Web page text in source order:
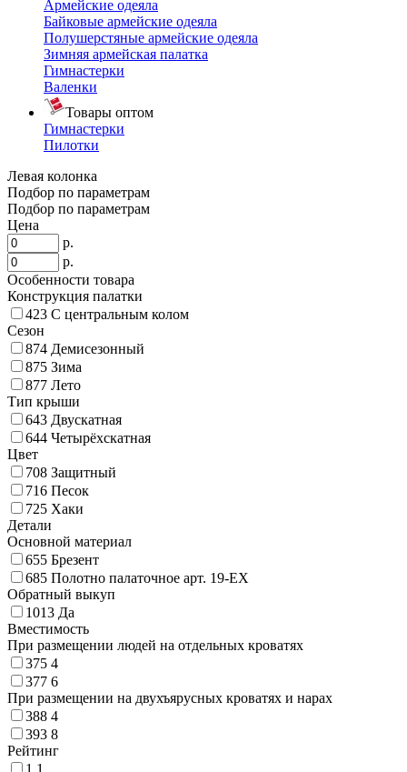
Армейские одеяла
Байковые армейские одеяла
Полушерстяные армейские одеяла
Зимняя армейская палатка
Гимнастерки
Валенки
Товары оптом
Гимнастерки
Пилотки
Левая колонка
Подбор по параметрам
Подбор по параметрам
Цена
р.
р.
Особенности товара
Конструкция палатки
423 С центральным колом
Сезон
874 Демисезонный
875 Зима
877 Лето
Тип крыши
643 Двускатная
644 Четырёхскатная
Цвет
708 Защитный
716 Песок
725 Хаки
Детали
Основной материал
655 Брезент
685 Полотно палаточное арт. 19-ЕХ
Обратный выкуп
1013 Да
Вместимость
При размещении людей на отдельных кроватях
375 4
377 6
При размещении на двухъярусных кроватях и нарах
388 4
393 8
Рейтинг
1 1